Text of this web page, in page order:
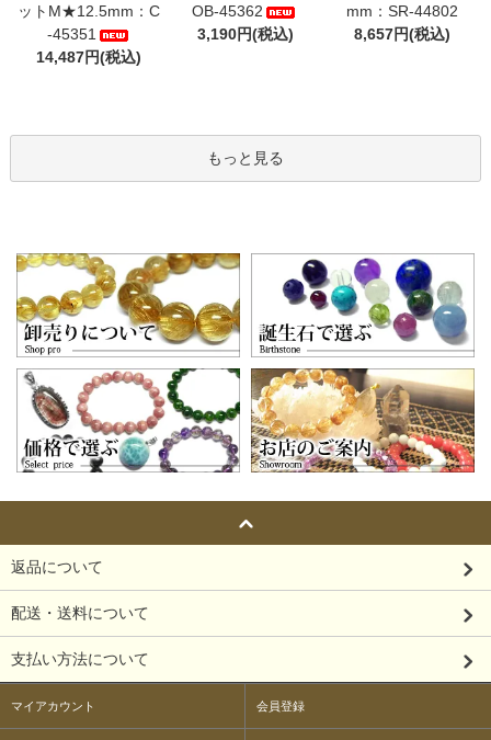
ットM★12.5mm：C
-45351
14,487円(税込)
OB-45362
3,190円(税込)
mm：SR-44802
8,657円(税込)
もっと見る
返品について
配送・送料について
支払い方法について
マイアカウント 会員登録